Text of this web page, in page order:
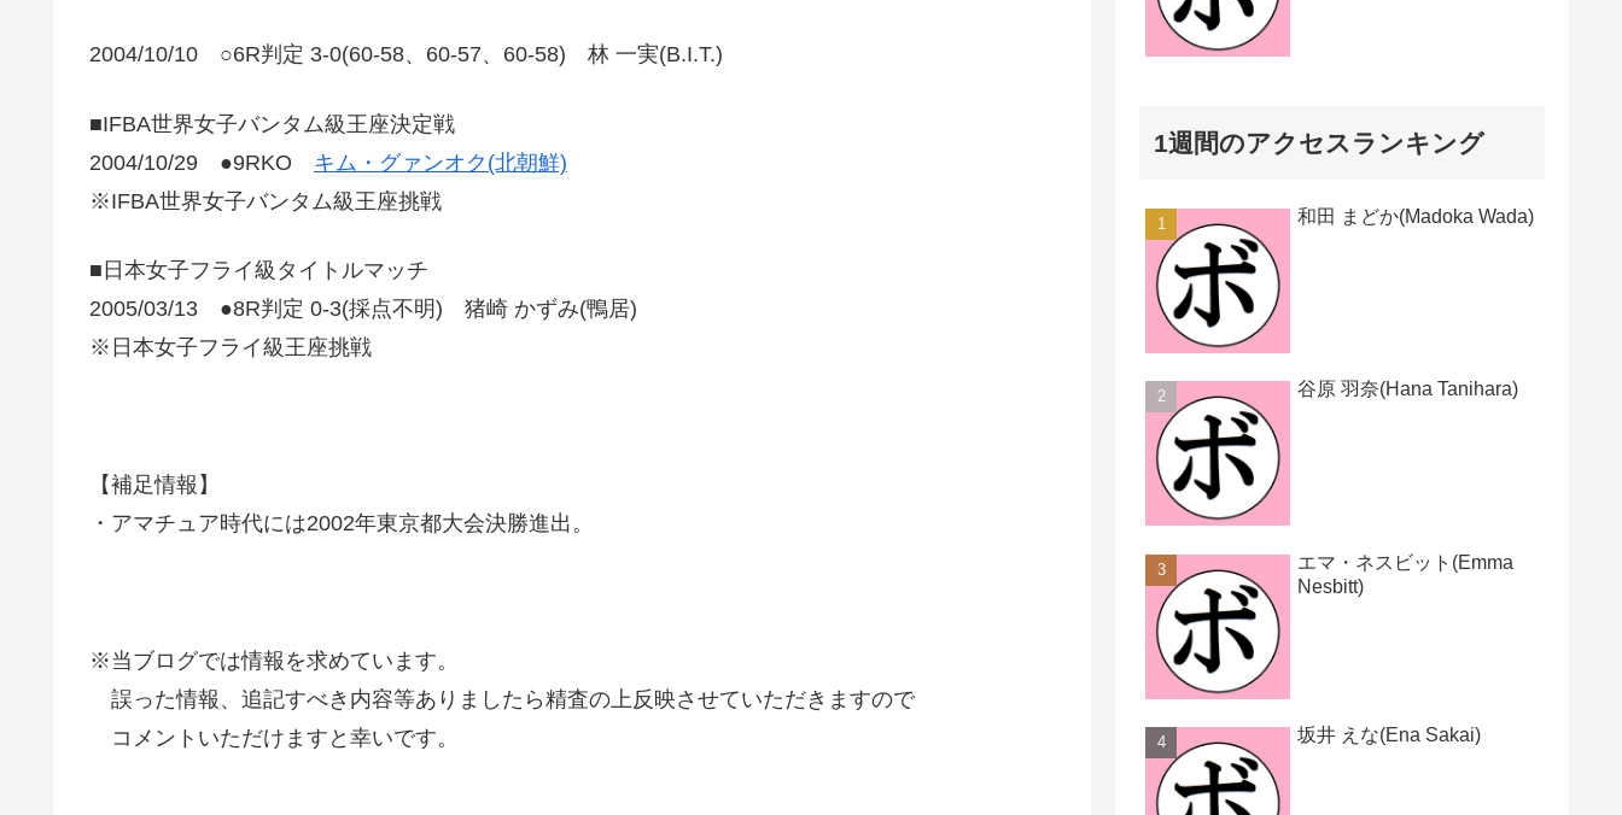
2004/10/10 ○6R判定 3-0(60-58、60-57、60-58) 林 一実(B.I.T.)
■IFBA世界女子バンタム級王座決定戦
2004/10/29 ●9RKO キム・グァンオク(北朝鮮)
※IFBA世界女子バンタム級王座挑戦
■日本女子フライ級タイトルマッチ
2005/03/13 ●8R判定 0-3(採点不明) 猪崎 かずみ(鴨居)
※日本女子フライ級王座挑戦
【補足情報】
・アマチュア時代には2002年東京都大会決勝進出。
※当ブログでは情報を求めています。
誤った情報、追記すべき内容等ありましたら精査の上反映させていただきますので
コメントいただけますと幸いです。
1週間のアクセスランキング
和田 まどか(Madoka Wada)
谷原 羽奈(Hana Tanihara)
エマ・ネスビット(Emma
Nesbitt)
坂井 えな(Ena Sakai)